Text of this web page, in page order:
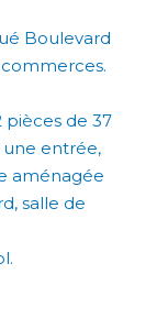
Boulevard
de 37
entrée,
aménagée
salle de